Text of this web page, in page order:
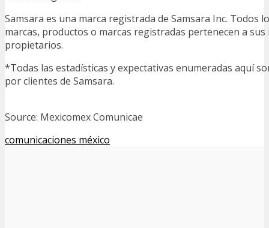
Samsara es una marca registrada de Samsara Inc. Todos
marcas, productos o marcas registradas pertenecen a sus
propietarios.
*Todas las estadísticas y expectativas enumeradas aquí
por clientes de Samsara.
Source: Mexicomex Comunicae
comunicaciones méxico